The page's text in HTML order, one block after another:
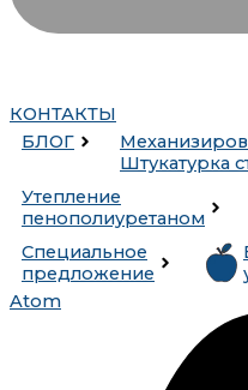
КОНТАКТЫ
БЛОГ
Штукатурка
Утепление
пенополиуретаном
Специальное
предложение
Atom